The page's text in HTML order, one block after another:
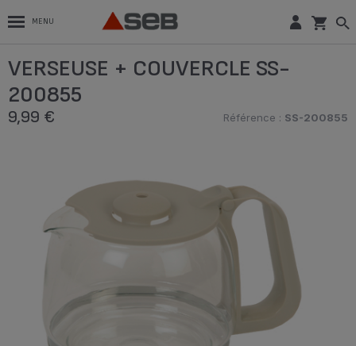
MENU
VERSEUSE + COUVERCLE SS-
200855
Référence : SS-200855
9,99 €